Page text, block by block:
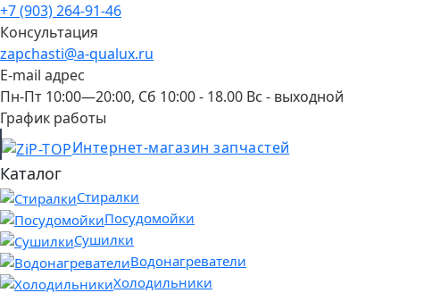
+7 (903) 264-91-46
Консультация
zapchasti@a-qualux.ru
E-mail адрес
Пн-Пт 10:00—20:00, Сб 10:00 - 18.00 Вс - выходной
График работы
Интернет-магазин запчастей
Каталог
Стиралки
Посудомойки
Сушилки
Водонагреватели
Холодильники